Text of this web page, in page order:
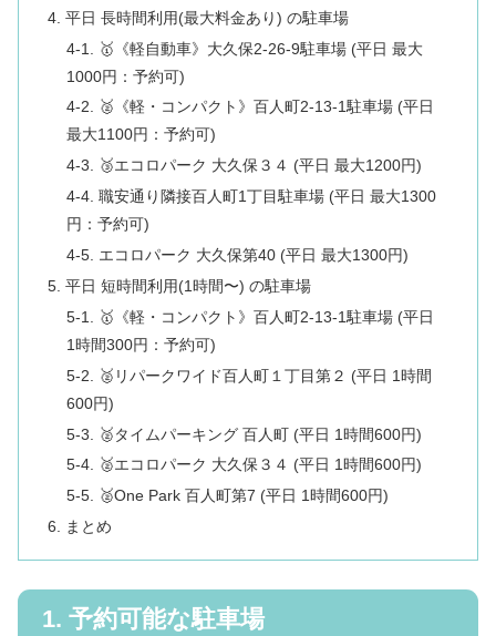
4. 平日 長時間利用(最大料金あり) の駐車場
4-1. 🥇《軽自動車》大久保2-26-9駐車場 (平日 最大
1000円：予約可)
4-2. 🥈《軽・コンパクト》百人町2-13-1駐車場 (平日
最大1100円：予約可)
4-3. 🥉エコロパーク 大久保３４ (平日 最大1200円)
4-4. 職安通り隣接百人町1丁目駐車場 (平日 最大1300
円：予約可)
4-5. エコロパーク 大久保第40 (平日 最大1300円)
5. 平日 短時間利用(1時間〜) の駐車場
5-1. 🥇《軽・コンパクト》百人町2-13-1駐車場 (平日
1時間300円：予約可)
5-2. 🥈リパークワイド百人町１丁目第２ (平日 1時間
600円)
5-3. 🥈タイムパーキング 百人町 (平日 1時間600円)
5-4. 🥈エコロパーク 大久保３４ (平日 1時間600円)
5-5. 🥈One Park 百人町第7 (平日 1時間600円)
6. まとめ
1. 予約可能な駐車場